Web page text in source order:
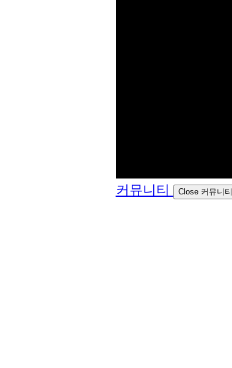
커뮤니티 Close 커뮤니티